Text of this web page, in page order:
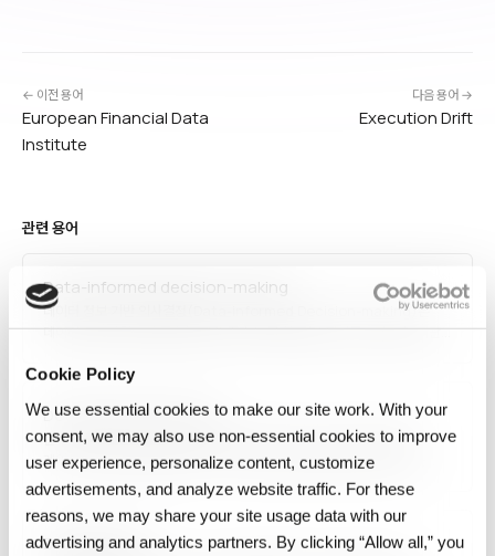
Cookie Policy
We use essential cookies to make our site work. With your
consent, we may also use non‑essential cookies to improve
user experience, personalize content, customize
advertisements, and analyze website traffic. For these
reasons, we may share your site usage data with our
advertising and analytics partners. By clicking “Allow all,” you
← 이전 용어
European Financial Data
Institute
다음 용어 →
Execution Drift
관련 용어
Data-informed decision-making
데이터 정보 기반 의사결정(Data-informed Decision-making)은
데이터를 의사결정의 중요한 입력 중 하나로 활용하되, 전문가의 경험·직관·
간과할 수 있는 정성적 요소를 고려하며, 정보가 불충분하거나 윤리적
Document Processing
문서 처리(Document Processing)는 PDF, 이미지 스캔, 이메일,
계약서 등 비정형·반정형 문서에서 구조화된 정보를 추출·분류·처리하는
기술입니다. OCR(광학 문자 인식), 문서 AI, NLP를 결합해 청구서 자동
처리, 계약 검토, 양식 디지털화, 지식 추출 등에 활용됩니다. 생성형 AI와
IDP(Intelligent Document Processing) 플랫폼이 자동화…
Data analysis